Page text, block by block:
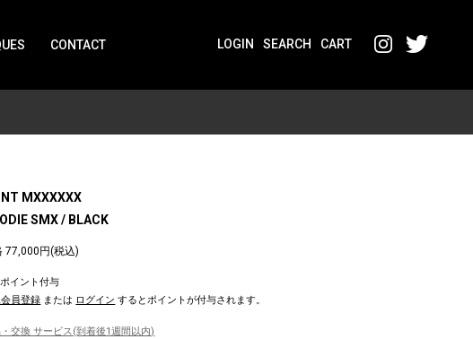
CONTACT LOGIN SEARCH CART
MXXXXXX
SMX / BLACK
77,000円(税込)
イント付与
員登録 または ログイン するとポイントが付与されます。
交換 サービス(到着後1週間以内)